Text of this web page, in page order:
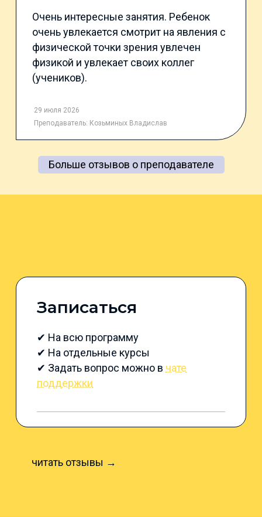
Очень интересные занятия. Ребенок
очень увлекается смотрит на явления с
физической точки зрения увлечен
физикой и увлекает своих коллег
(учеников).
29 июля 2026
Преподаватель: Козьминых Владислав
Больше отзывов о преподавателе
Записаться
✔ На всю программу
✔ На отдельные курсы
✔ Задать вопрос можно в чате
поддержки
читать отзывы →